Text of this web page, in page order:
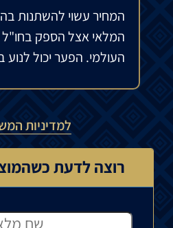
המחיר עשוי להשתנות
המלאי אצל הספק בחו"ל
העולמי. הפער יכול לנוע בין 15% ל-
למדיניות
רוצה לדעת